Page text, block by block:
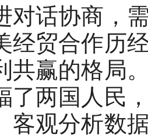
话协商，需
经贸合作历
共赢的格局
了两国人民
客观分析数